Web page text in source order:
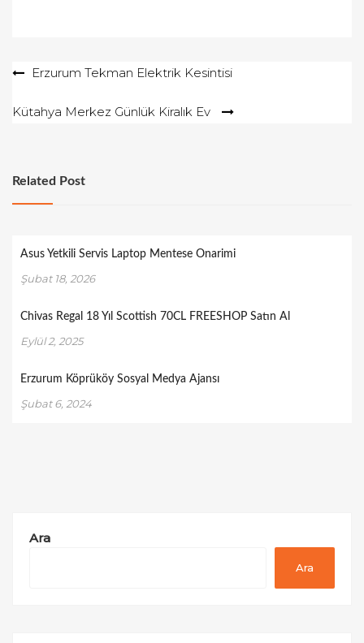
YazıErzurum Tekman Elektrik Kesintisi
Kütahya Merkez Günlük Kiralık Ev
Related Post
Asus Yetkili Servis Laptop Mentese Onarimi
Şubat 18, 2026
Chivas Regal 18 Yıl Scottish 70CL FREESHOP Satın Al
Eylül 2, 2025
Erzurum Köprüköy Sosyal Medya Ajansı
Şubat 6, 2024
Ara
Ara